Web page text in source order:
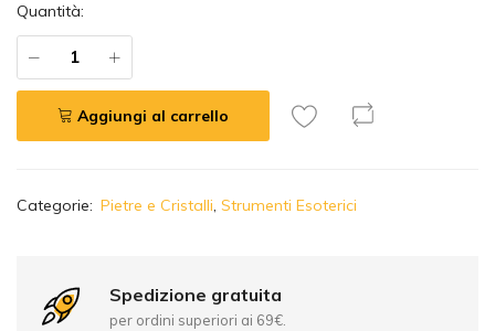
Quantità:
Aggiungi al carrello
lCategorie: Pietre e Cristalli, Strumenti Esoterici
Spedizione gratuita
per ordini superiori ai 69€.